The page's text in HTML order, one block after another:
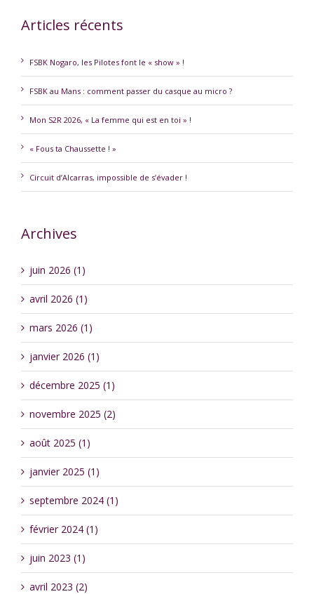
Articles récents
FSBK Nogaro, les Pilotes font le « show » !
FSBK au Mans : comment passer du casque au micro ?
Mon S2R 2026, « La femme qui est en toi » !
« Fous ta Chaussette ! »
Circuit d’Alcarras, impossible de s’évader !
Archives
juin 2026 (1)
avril 2026 (1)
mars 2026 (1)
janvier 2026 (1)
décembre 2025 (1)
novembre 2025 (2)
août 2025 (1)
janvier 2025 (1)
septembre 2024 (1)
février 2024 (1)
juin 2023 (1)
avril 2023 (2)